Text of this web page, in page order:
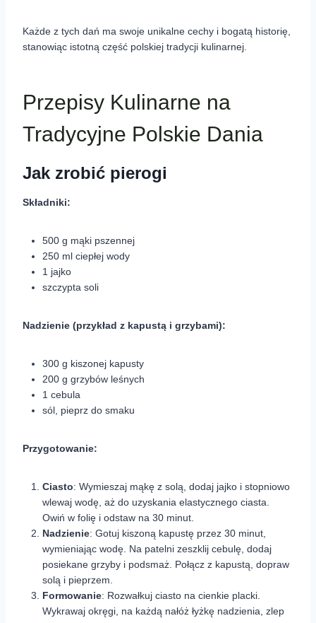
Każde z tych dań ma swoje unikalne cechy i bogatą historię,
stanowiąc istotną część polskiej tradycji kulinarnej.
Przepisy Kulinarne na
Tradycyjne Polskie Dania
Jak zrobić pierogi
Składniki:
500 g mąki pszennej
250 ml ciepłej wody
1 jajko
szczypta soli
Nadzienie (przykład z kapustą i grzybami):
300 g kiszonej kapusty
200 g grzybów leśnych
1 cebula
sól, pieprz do smaku
Przygotowanie:
Ciasto: Wymieszaj mąkę z solą, dodaj jajko i stopniowo
wlewaj wodę, aż do uzyskania elastycznego ciasta.
Owiń w folię i odstaw na 30 minut.
Nadzienie: Gotuj kiszoną kapustę przez 30 minut,
wymieniając wodę. Na patelni zeszklij cebulę, dodaj
posiekane grzyby i podsmaż. Połącz z kapustą, dopraw
solą i pieprzem.
Formowanie: Rozwałkuj ciasto na cienkie placki.
Wykrawaj okręgi, na każdą nałóż łyżkę nadzienia, zlep